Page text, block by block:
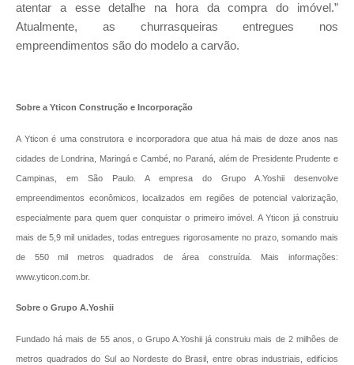
atentar a esse detalhe na hora da compra do imóvel.”
Atualmente, as churrasqueiras entregues nos
empreendimentos são do modelo a carvão.
Sobre a Yticon Construção e Incorporação
A Yticon é uma construtora e incorporadora que atua há mais de doze anos nas
cidades de Londrina, Maringá e Cambé, no Paraná, além de Presidente Prudente e
Campinas, em São Paulo. A empresa do Grupo A.Yoshii desenvolve
empreendimentos econômicos, localizados em regiões de potencial valorização,
especialmente para quem quer conquistar o primeiro imóvel. A Yticon já construiu
mais de 5,9 mil unidades, todas entregues rigorosamente no prazo, somando mais
de 550 mil metros quadrados de área construída. Mais informações:
www.yticon.com.br.
Sobre o Grupo A.Yoshii
Fundado há mais de 55 anos, o Grupo A.Yoshii já construiu mais de 2 milhões de
metros quadrados do Sul ao Nordeste do Brasil, entre obras industriais, edifícios